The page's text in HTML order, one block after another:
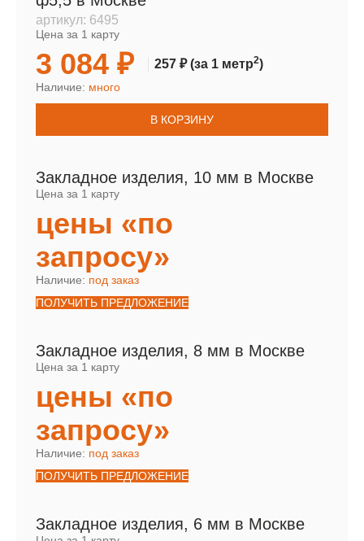
артикул: 6495
Цена за 1 карту
3 084 ₽ 257 ₽(за 1 метр2)
Наличие: много
В КОРЗИНУ
Закладное изделия, 10 мм в Москве
Цена за 1 карту
цены «по
запросу»
Наличие: под заказ
ПОЛУЧИТЬ ПРЕДЛОЖЕНИЕ
Закладное изделия, 8 мм в Москве
Цена за 1 карту
цены «по
запросу»
Наличие: под заказ
ПОЛУЧИТЬ ПРЕДЛОЖЕНИЕ
Закладное изделия, 6 мм в Москве